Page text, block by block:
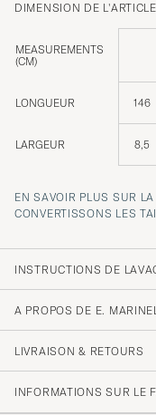
DIMENSION DE L'ARTICLE
MEASUREMENTS
(CM)
LONGUEUR 146
LARGEUR 8,5
EN SAVOIR PLUS SUR
CONVERTISSONS LES
INSTRUCTIONS DE
A PROPOS DE E.
LIVRAISON & RETOURS
INFORMATIONS SUR LE